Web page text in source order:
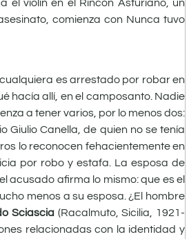
violín en el Rincón Asturiano, un
comienza con Nunca tuvo
es arrestado por robar en
hacía allí, en el camposanto. Nadie
a tener varios, por lo menos dos:
Giulio Canella, de quien no se tenía
lo reconocen fehacientemente en
por robo y estafa. La esposa de
acusado afirma lo mismo: que es el
menos a su esposa. ¿El hombre
Sciascia (Racalmuto, Sicilia, 1921-
relacionadas con la identidad y